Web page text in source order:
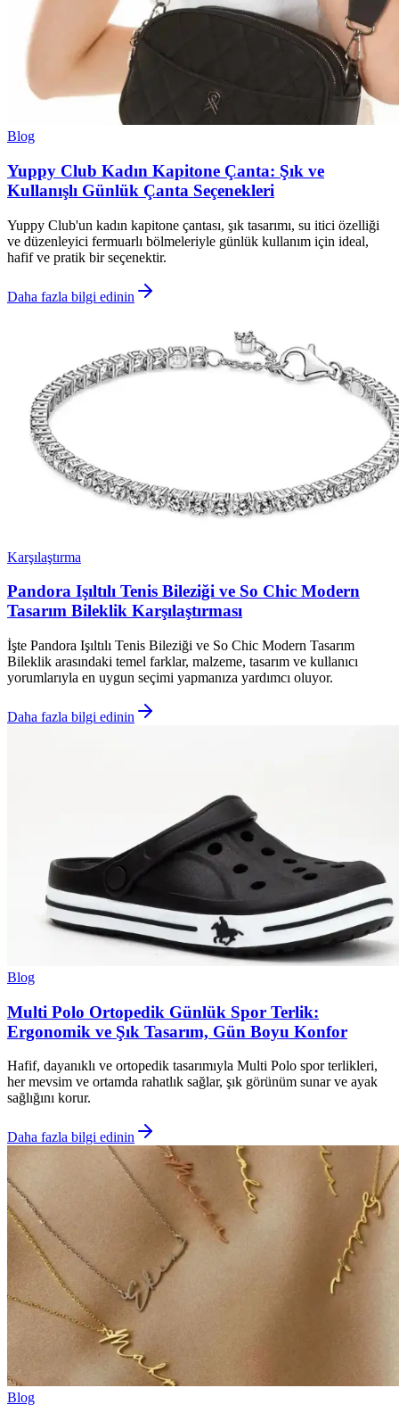
Blog
Yuppy Club Kadın Kapitone Çanta: Şık ve
Kullanışlı Günlük Çanta Seçenekleri
Yuppy Club'un kadın kapitone çantası, şık tasarımı, su itici özelliği
ve düzenleyici fermuarlı bölmeleriyle günlük kullanım için ideal,
hafif ve pratik bir seçenektir.
Daha fazla bilgi edinin
Karşılaştırma
Pandora Işıltılı Tenis Bileziği ve So Chic Modern
Tasarım Bileklik Karşılaştırması
İşte Pandora Işıltılı Tenis Bileziği ve So Chic Modern Tasarım
Bileklik arasındaki temel farklar, malzeme, tasarım ve kullanıcı
yorumlarıyla en uygun seçimi yapmanıza yardımcı oluyor.
Daha fazla bilgi edinin
Blog
Multi Polo Ortopedik Günlük Spor Terlik:
Ergonomik ve Şık Tasarım, Gün Boyu Konfor
Hafif, dayanıklı ve ortopedik tasarımıyla Multi Polo spor terlikleri,
her mevsim ve ortamda rahatlık sağlar, şık görünüm sunar ve ayak
sağlığını korur.
Daha fazla bilgi edinin
Blog